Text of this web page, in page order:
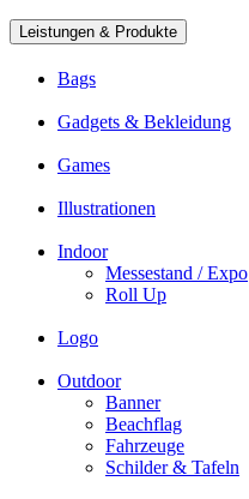
Leistungen & Produkte
Bags
Gadgets & Bekleidung
Games
Illustrationen
Indoor
Messestand / Expo
Roll Up
Logo
Outdoor
Banner
Beachflag
Fahrzeuge
Schilder & Tafeln